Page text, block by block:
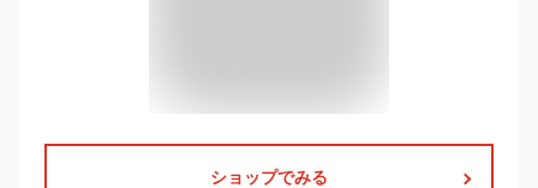
ショップでみる